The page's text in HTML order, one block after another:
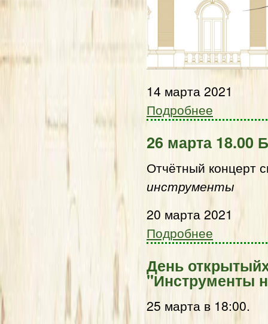
14 марта 2021
Подробнее
26 марта 18.00
Отчётный концерт
инструменты
20 марта 2021
Подробнее
День
"Инструменты
25 марта в 18:00.